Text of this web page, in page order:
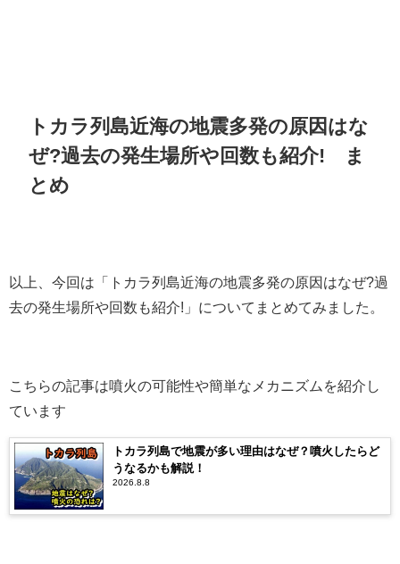
トカラ列島近海の地震多発の原因はな
ぜ?過去の発生場所や回数も紹介! ま
とめ
以上、今回は「トカラ列島近海の地震多発の原因はなぜ?過
去の発生場所や回数も紹介!」についてまとめてみました。
こちらの記事は噴火の可能性や簡単なメカニズムを紹介し
ています
トカラ列島で地震が多い理由はなぜ？噴火したらど
うなるかも解説！
2026.8.8